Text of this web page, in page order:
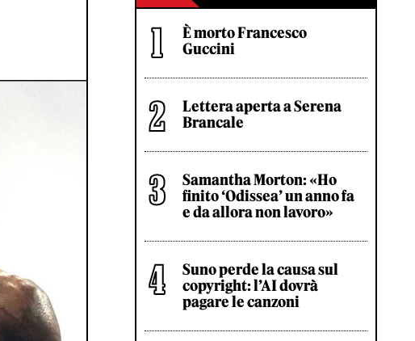
È morto Francesco
Guccini
Lettera aperta a Serena
Brancale
Samantha Morton: «Ho
finito ‘Odissea’ un anno fa
e da allora non lavoro»
Suno perde la causa sul
copyright: l’AI dovrà
pagare le canzoni